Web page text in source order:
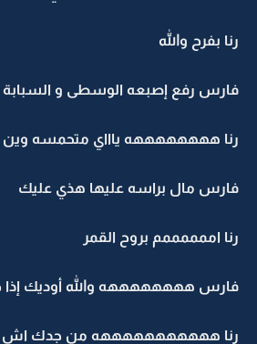
رنا بفرح والله
فارس رفع إصبعه الوسطى و السبابة
رنا ههههههههه ياااي متحمسه وين
فارس مال براسه عليها هذي عليك
رنا اممممممم بروح القمر
فارس ههههههههه والله أوديك إذا
رنا هههههههههههه من جدك اش